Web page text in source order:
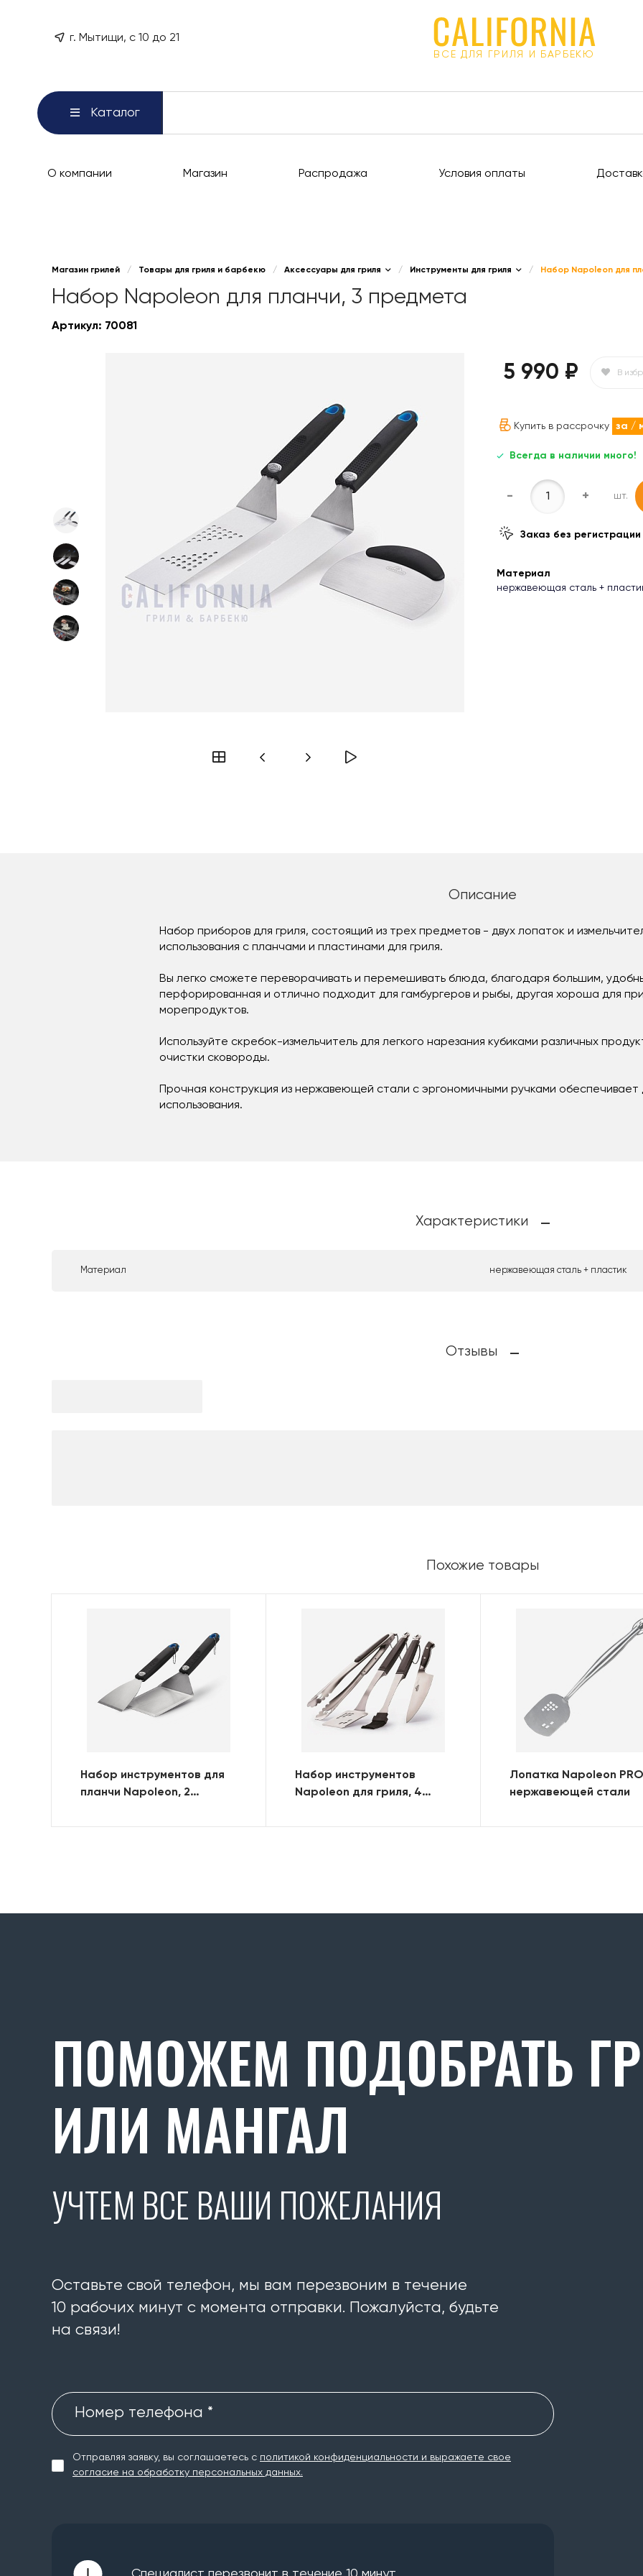
г. Мытищи, с 10 до 21
ВСЕ ДЛЯ ГРИЛЯ И БАРБЕКЮ
Каталог
О компании Магазин Распродажа Условия оплаты
Магазин грилей / Товары для гриля и барбекю / Аксессуары для гриля / Инструменты для гриля / Набор Napoleon для
Набор Napoleon для планчи, 3 предмета
Артикул: 70081
5 990 ₽ В
Купить в рассрочку за /
Всегда в наличии много!
- + шт.
Заказ без регистрации
Материал
нержавеющая сталь +
Описание
Набор приборов для гриля, состоящий из трех предметов - двух лопаток и
использования с планчами и пластинами для гриля.
Вы легко сможете переворачивать и перемешивать блюда, благодаря большим,
перфорированная и отлично подходит для гамбургеров и рыбы, другая хороша для
морепродуктов.
Используйте скребок-измельчитель для легкого нарезания кубиками различных
очистки сковороды.
Прочная конструкция из нержавеющей стали с эргономичными ручками обеспечивает
использования.
Характеристики
Материал нержавеющая сталь + пластик
Отзывы
Похожие товары
Набор инструментов для
планчи Napoleon, 2
Набор инструментов
Napoleon для гриля, 4
Лопатка Napoleon
нержавеющей стали
ПОМОЖЕМ ПОДОБРАТЬ
ИЛИ МАНГАЛ
УЧТЕМ ВСЕ ВАШИ ПОЖЕЛАНИЯ
Оставьте свой телефон, мы вам перезвоним в течение
10 рабочих минут с момента отправки. Пожалуйста, будьте
на связи!
Номер телефона *
Отправляя заявку, вы соглашаетесь с политикой конфиденциальности и выражаете свое
согласие на обработку персональных данных.